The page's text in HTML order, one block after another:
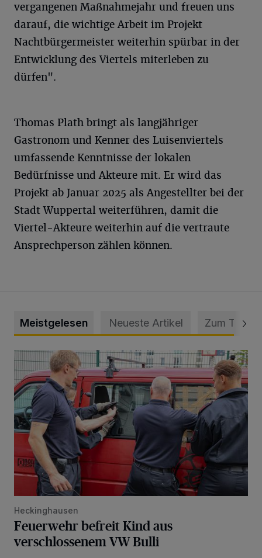
vergangenen Maßnahmejahr und freuen uns
darauf, die wichtige Arbeit im Projekt
Nachtbürgermeister weiterhin spürbar in der
Entwicklung des Viertels miterleben zu
dürfen".
Thomas Plath bringt als langjähriger
Gastronom und Kenner des Luisenviertels
umfassende Kenntnisse der lokalen
Bedürfnisse und Akteure mit. Er wird das
Projekt ab Januar 2025 als Angestellter bei der
Stadt Wuppertal weiterführen, damit die
Viertel-Akteure weiterhin auf die vertraute
Ansprechperson zählen können.
Meistgelesen Neueste Artikel Zum Thema
Feuerwehr befreit Kind aus verschlossenem VW Bulli
Heckinghausen
Feuerwehr befreit Kind aus
verschlossenem VW Bulli